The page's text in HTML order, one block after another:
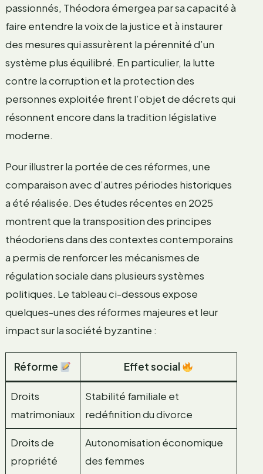
passionnés, Théodora émergea par sa capacité à
faire entendre la voix de la justice et à instaurer
des mesures qui assurèrent la pérennité d’un
système plus équilibré. En particulier, la lutte
contre la corruption et la protection des
personnes exploitée firent l’objet de décrets qui
résonnent encore dans la tradition législative
moderne.
Pour illustrer la portée de ces réformes, une
comparaison avec d’autres périodes historiques
a été réalisée. Des études récentes en 2025
montrent que la transposition des principes
théodoriens dans des contextes contemporains
a permis de renforcer les mécanismes de
régulation sociale dans plusieurs systèmes
politiques. Le tableau ci-dessous expose
quelques-unes des réformes majeures et leur
impact sur la société byzantine :
Réforme Effet social
Droits
matrimoniaux
Stabilité familiale et
redéfinition du divorce
Droits de
propriété
Autonomisation économique
des femmes